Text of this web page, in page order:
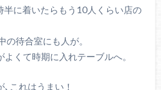
半に着いたらもう10人くらい店の
待合室にも人が。
くて時期に入れテーブルへ。
これはうまい！